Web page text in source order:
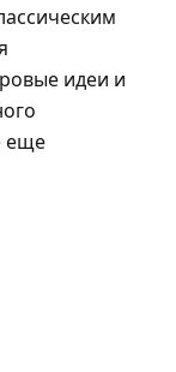
идеи и
еще